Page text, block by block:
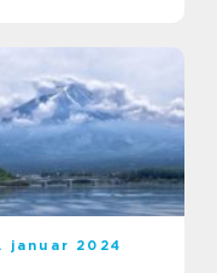
januar 2024